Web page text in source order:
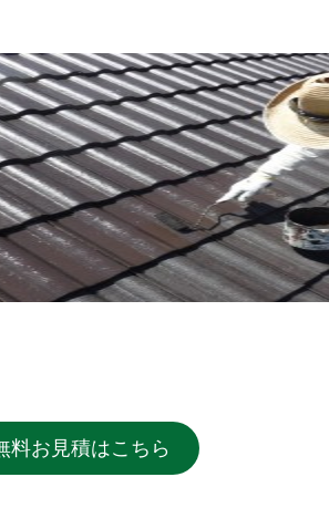
料お見積はこちら